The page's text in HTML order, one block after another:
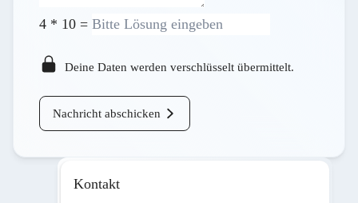
4 * 10 =
Deine Daten werden verschlüsselt übermittelt.
Nachricht abschicken
Kontakt